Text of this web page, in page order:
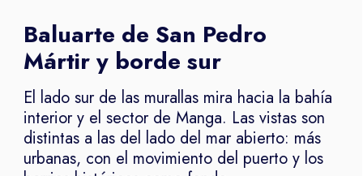
Baluarte de San Pedro
Mártir y borde sur
El lado sur de las murallas mira hacia la bahía
interior y el sector de Manga. Las vistas son
distintas a las del lado del mar abierto: más
urbanas, con el movimiento del puerto y los